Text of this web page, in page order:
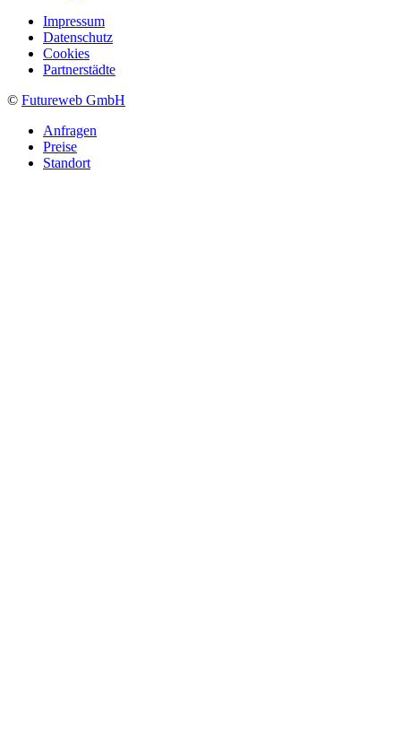
Impressum
Datenschutz
Cookies
Partnerstädte
© Futureweb GmbH
Anfragen
Preise
Standort